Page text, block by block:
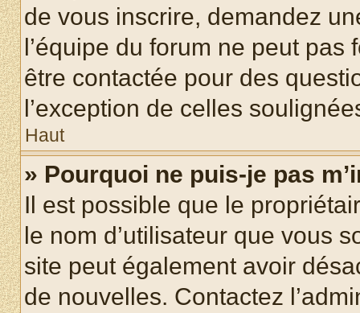
de vous inscrire, demandez
l’équipe du forum ne peut
être contactée pour des
l’exception de celles
Haut
» Pourquoi ne puis-je pas
Il est possible que le
le nom d’utilisateur que vous
site peut également avoir
de nouvelles. Contactez